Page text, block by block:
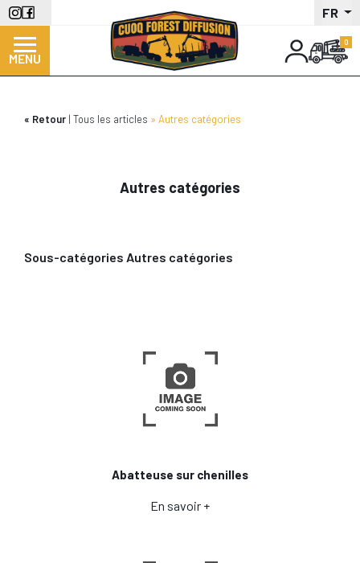
Aller
au
contenu
principal
FR
MENU
Retour Tous les articles Autres catégories
Autres catégories
Sous-catégories Autres catégories
Abatteuse sur chenilles
En savoir +